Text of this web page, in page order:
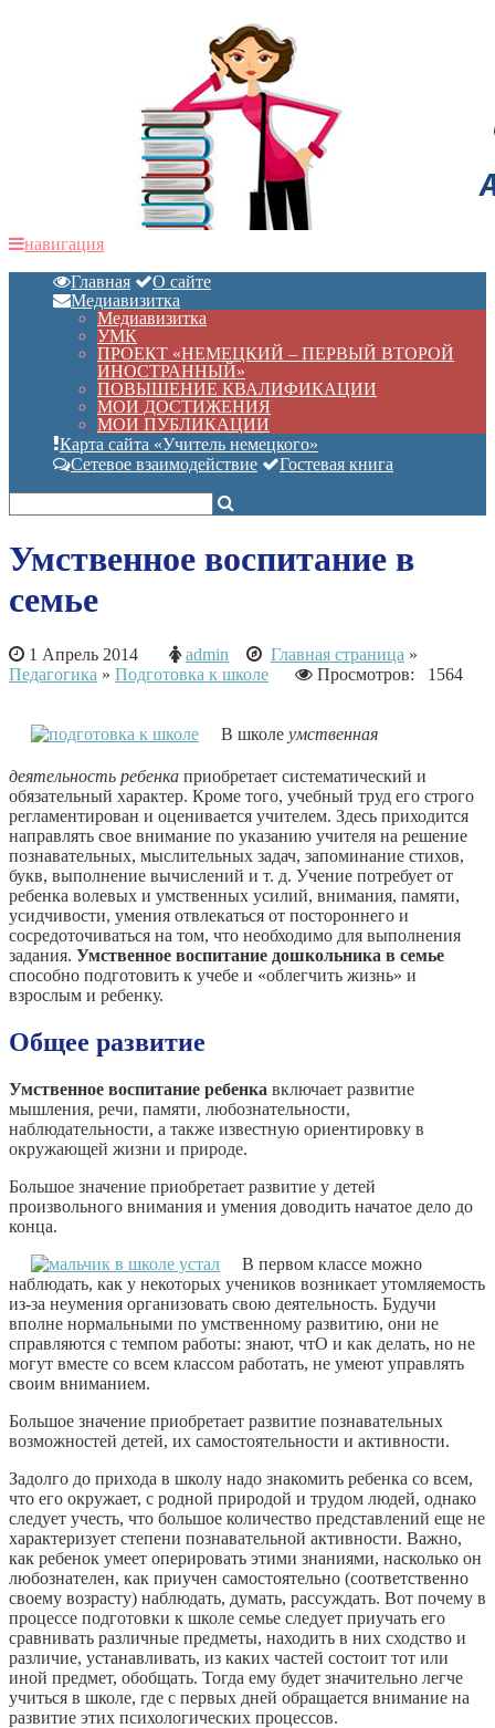
навигация
Главная
О сайте
Медиавизитка
Медиавизитка
УМК
ПРОЕКТ «НЕМЕЦКИЙ – ПЕРВЫЙ ВТОРОЙ
ИНОСТРАННЫЙ»
ПОВЫШЕНИЕ КВАЛИФИКАЦИИ
МОИ ДОСТИЖЕНИЯ
МОИ ПУБЛИКАЦИИ
Карта сайта «Учитель немецкого»
Сетевое взаимодействие
Гостевая книга
Умственное воспитание в
семье
1 Апрель 2014 admin Главная страница »
Педагогика » Подготовка к школе Просмотров: 1564
В школе умственная
деятельность ребенка приобретает систематический и
обязательный характер. Кроме того, учебный труд его строго
регламентирован и оценивается учителем. Здесь приходится
направлять свое внимание по указанию учителя на решение
познавательных, мыслительных задач, запоминание стихов,
букв, выполнение вычислений и т. д. Учение потребует от
ребенка волевых и умственных усилий, внимания, памяти,
усидчивости, умения отвлекаться от постороннего и
сосредоточиваться на том, что необходимо для выполнения
задания. Умственное воспитание дошкольника в семье
способно подготовить к учебе и «облегчить жизнь» и
взрослым и ребенку.
Общее развитие
Умственное воспитание ребенка включает развитие
мышления, речи, памяти, любознательности,
наблюдательности, а также известную ориентировку в
окружающей жизни и природе.
Большое значение приобретает развитие у детей
произвольного внимания и умения доводить начатое дело до
конца.
В первом классе можно
наблюдать, как у некоторых учеников возникает утомляемость
из-за неумения организовать свою деятельность. Будучи
вполне нормальными по умственному развитию, они не
справляются с темпом работы: знают, чтО и как делать, но не
могут вместе со всем классом работать, не умеют управлять
своим вниманием.
Большое значение приобретает развитие познавательных
возможностей детей, их самостоятельности и активности.
Задолго до прихода в школу надо знакомить ребенка со всем,
что его окружает, с родной природой и трудом людей, однако
следует учесть, что большое количество представлений еще не
характеризует степени познавательной активности. Важно,
как ребенок умеет оперировать этими знаниями, насколько он
любознателен, как приучен самостоятельно (соответственно
своему возрасту) наблюдать, думать, рассуждать. Вот почему в
процессе подготовки к школе семье следует приучать его
сравнивать различные предметы, находить в них сходство и
различие, устанавливать, из каких частей состоит тот или
иной предмет, обобщать. Тогда ему будет значительно легче
учиться в школе, где с первых дней обращается внимание на
развитие этих психологических процессов.